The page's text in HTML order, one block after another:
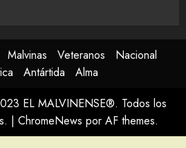
Malvinas Veteranos
Nacional
Antártida
Alma
EL MALVINENSE®. Todos los
| ChromeNews por AF themes.